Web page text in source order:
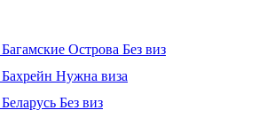
Багамские Острова Без виз
Бахрейн Нужна виза
Беларусь Без виз